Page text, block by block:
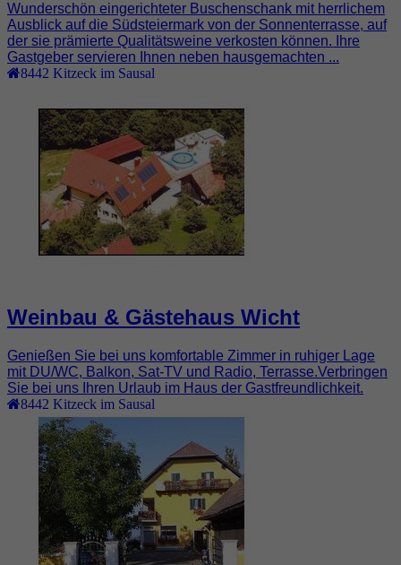
Wunderschön eingerichteter Buschenschank mit herrlichem
Ausblick auf die Südsteiermark von der Sonnenterrasse, auf
der sie prämierte Qualitätsweine verkosten können. Ihre
Gastgeber servieren Ihnen neben hausgemachten ...
8442 Kitzeck im Sausal
Weinbau & Gästehaus Wicht
Genießen Sie bei uns komfortable Zimmer in ruhiger Lage
mit DU/WC, Balkon, Sat-TV und Radio, Terrasse.Verbringen
Sie bei uns Ihren Urlaub im Haus der Gastfreundlichkeit.
8442 Kitzeck im Sausal